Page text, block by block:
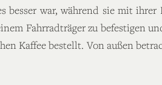
besser war, während sie mit ihrer
Fahrradträger zu befestigen
Kaffee bestellt. Von außen